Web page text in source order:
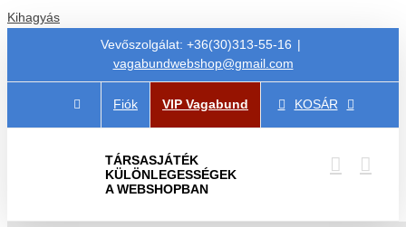
Kihagyás
Vevőszolgálat: +36(30)313-55-16 |
vagabundwebshop@gmail.com
Fiók VIP Vagabund KOSÁR
TÁRSASJÁTÉK
KÜLÖNLEGESSÉGEK
A WEBSHOPBAN